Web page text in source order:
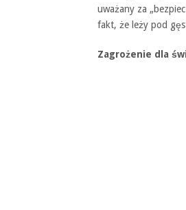
uważany za
fakt, że leży pod
Zagrożenie dla